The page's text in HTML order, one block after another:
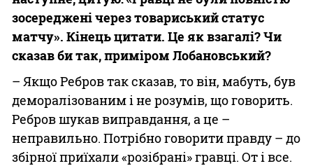
зосереджені через товариський статус
матчу». Кінець цитати. Це як взагалі? Чи
сказав би так, приміром Лобановський?
– Якщо Ребров так сказав, то він, мабуть, був
деморалізованим і не розумів, що говорить.
Ребров шукав виправдання, а це –
неправильно. Потрібно говорити правду – до
збірної приїхали «розібрані» гравці. От і все.